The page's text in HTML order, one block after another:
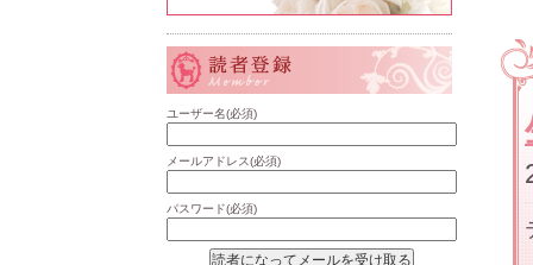
ユーザー名(必須)
メールアドレス(必須)
パスワード(必須)